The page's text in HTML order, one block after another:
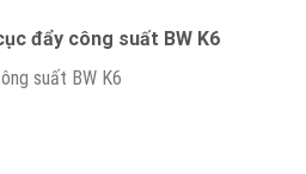
đẩy công suất BW K6
suất BW K6